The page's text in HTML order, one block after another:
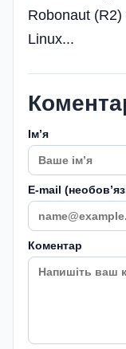
Robonaut (R2)
Linux...
Імʼя
E-mail
Коментар